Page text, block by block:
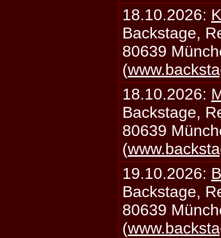
18.10.2026:
Backstage,
80639
(
18.10.2026:
Backstage,
80639
(
19.10.2026:
Backstage,
80639
(